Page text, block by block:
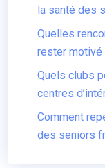
la santé des
Quelles
rester motivé
Quels clubs
centres
Comment
des seniors